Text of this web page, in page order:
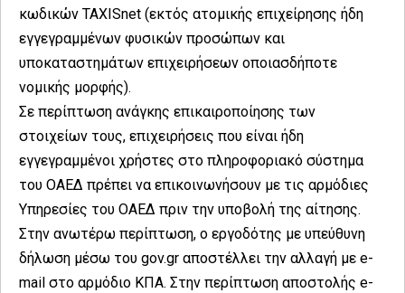
κωδικών TAXISnet (εκτός ατομικής επιχείρησης ήδη
εγγεγραμμένων φυσικών προσώπων και
υποκαταστημάτων επιχειρήσεων οποιασδήποτε
νομικής μορφής).
Σε περίπτωση ανάγκης επικαιροποίησης των
στοιχείων τους, επιχειρήσεις που είναι ήδη
εγγεγραμμένοι χρήστες στο πληροφοριακό σύστημα
του ΟΑΕΔ πρέπει να επικοινωνήσουν με τις αρμόδιες
Υπηρεσίες του ΟΑΕΔ πριν την υποβολή της αίτησης.
Στην ανωτέρω περίπτωση, ο εργοδότης με υπεύθυνη
δήλωση μέσω του gov.gr αποστέλλει την αλλαγή με e-
mail στο αρμόδιο ΚΠΑ. Στην περίπτωση αποστολής e-